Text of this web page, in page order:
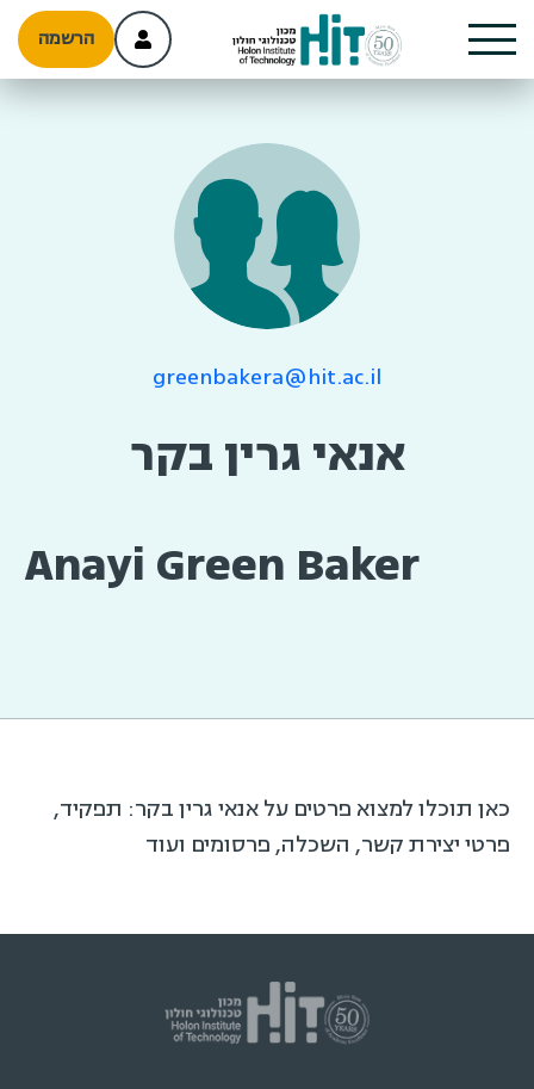
הרשמה
greenbakera@hit.ac.il
אנאי גרין בקר
Anayi Green Baker
כאן תוכלו למצוא פרטים על אנאי גרין בקר: תפקיד,
פרטי יצירת קשר, השכלה, פרסומים ועוד